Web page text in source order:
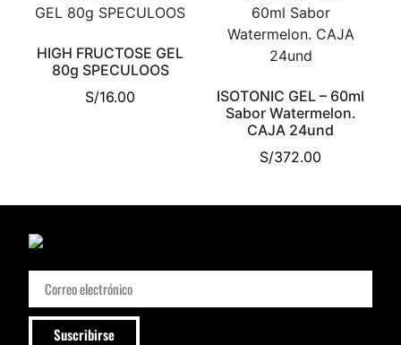
HIGH FRUCTOSE GEL
80g SPECULOOS
S/16.00
ISOTONIC GEL – 60ml
Sabor Watermelon.
CAJA 24und
S/372.00
Suscribirse